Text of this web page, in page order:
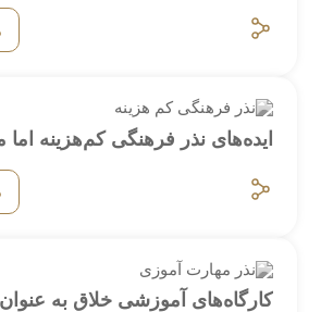
ایده‌های نذر فرهنگی کم‌هزینه اما
کارگاه‌های آموزشی خلاق به